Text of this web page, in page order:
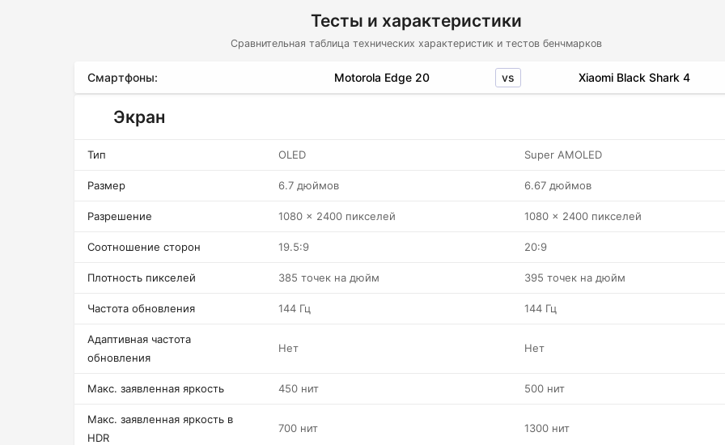
Тесты и характеристики
Сравнительная таблица технических характеристик и тестов бенчмарков
Смартфоны: Motorola Edge 20 vs Xiaomi Black Shark 4
Экран
Тип OLED Super AMOLED
Размер 6.7 дюймов 6.67 дюймов
Разрешение 1080 x 2400 пикселей 1080 x 2400 пикселей
Соотношение сторон 19.5:9 20:9
Плотность пикселей 385 точек на дюйм 395 точек на дюйм
Частота обновления 144 Гц 144 Гц
Адаптивная частота
обновления
Нет Нет
Макс. заявленная яркость 450 нит 500 нит
Макс. заявленная яркость в
HDR
700 нит 1300 нит